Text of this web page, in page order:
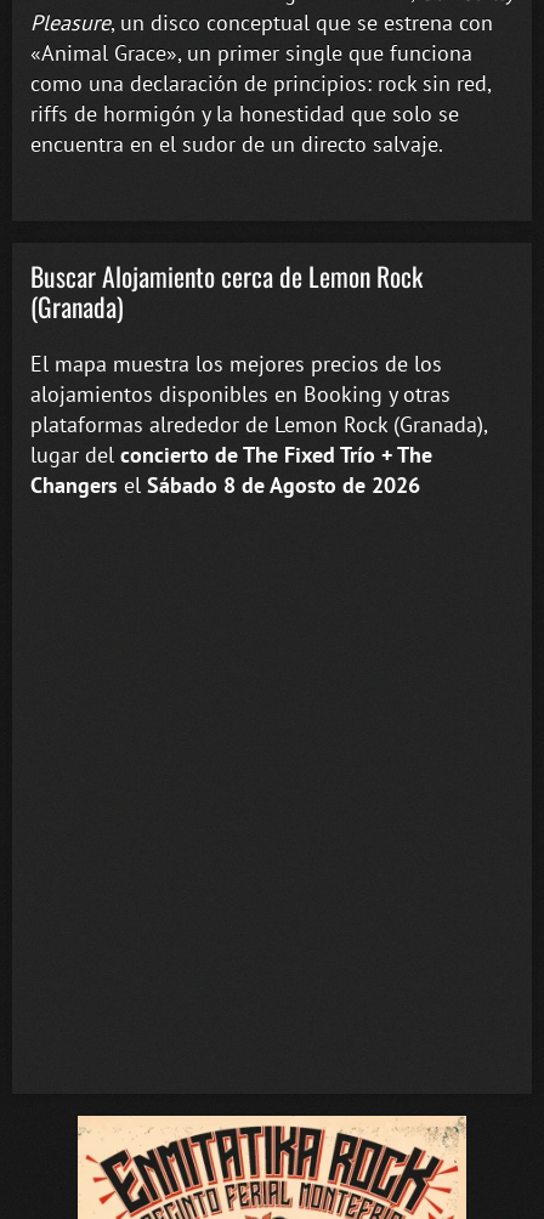
Pleasure, un disco conceptual que se estrena con
«Animal Grace», un primer single que funciona
como una declaración de principios: rock sin red,
riffs de hormigón y la honestidad que solo se
encuentra en el sudor de un directo salvaje.
Buscar Alojamiento cerca de Lemon Rock
(Granada)
El mapa muestra los mejores precios de los
alojamientos disponibles en Booking y otras
plataformas alrededor de Lemon Rock (Granada),
lugar del concierto de The Fixed Trío + The
Changers el Sábado 8 de Agosto de 2026